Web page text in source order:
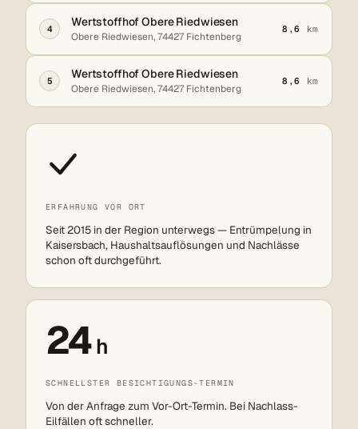
4
Wertstoffhof Obere Riedwiesen
Obere Riedwiesen, 74427 Fichtenberg
8,6 km
5
Wertstoffhof Obere Riedwiesen
Obere Riedwiesen, 74427 Fichtenberg
8,6 km
ERFAHRUNG VOR ORT
Seit 2015 in der Region unterwegs — Entrümpelung in
Kaisersbach, Haushaltsauflösungen und Nachlässe
schon oft durchgeführt.
24h
SCHNELLSTER BESICHTIGUNGS-TERMIN
Von der Anfrage zum Vor-Ort-Termin. Bei Nachlass-
Eilfällen oft schneller.